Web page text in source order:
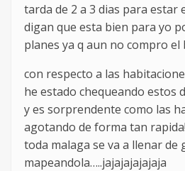
tarda de 2 a 3 dias para estar
digan que esta bien para yo
planes ya q aun no compro el
con respecto a las
he estado chequeando estos
y es sorprendente como las
agotando de forma tan
toda malaga se va a llenar de
mapeandola…..jajajajajajaja